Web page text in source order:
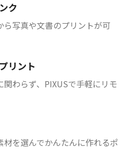
ク
ら写真や文書のプリントが可
リント
わらず、PIXUSで手軽にリモ
を選んでかんたんに作れるポ